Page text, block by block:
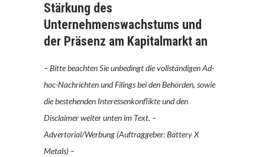
Stärkung des
Unternehmenswachstums und
der Präsenz am Kapitalmarkt an
– Bitte beachten Sie unbedingt die vollständigen Ad-
hoc-Nachrichten und Filings bei den Behörden, sowie
die bestehenden Interessenkonflikte und den
Disclaimer weiter unten im Text. –
Advertorial/Werbung (Auftraggeber: Battery X
Metals) –